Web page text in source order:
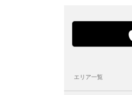
エリア一覧